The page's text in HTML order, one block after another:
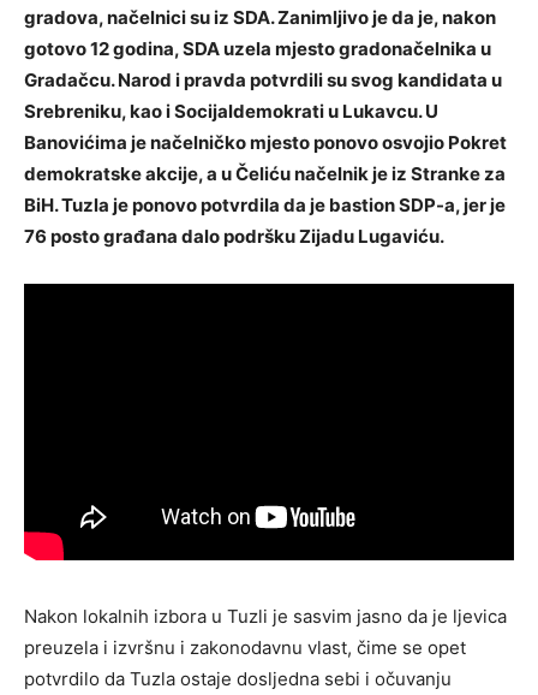
gradova, načelnici su iz SDA. Zanimljivo je da je, nakon
gotovo 12 godina, SDA uzela mjesto gradonačelnika u
Gradačcu. Narod i pravda potvrdili su svog kandidata u
Srebreniku, kao i Socijaldemokrati u Lukavcu. U
Banovićima je načelničko mjesto ponovo osvojio Pokret
demokratske akcije, a u Čeliću načelnik je iz Stranke za
BiH. Tuzla je ponovo potvrdila da je bastion SDP-a, jer je
76 posto građana dalo podršku Zijadu Lugaviću.
Nakon lokalnih izbora u Tuzli je sasvim jasno da je ljevica
preuzela i izvršnu i zakonodavnu vlast, čime se opet
potvrdilo da Tuzla ostaje dosljedna sebi i očuvanju